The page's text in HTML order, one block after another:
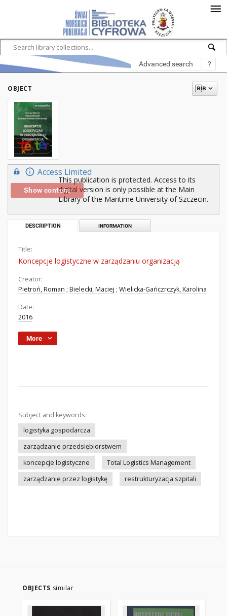
Advanced search ?
OBJECT
Access Limited
Show content
This publication is protected. Access to its
digital version is only possible at the Main
Library of the Maritime University of Szczecin.
DESCRIPTION INFORMATION
Title:
Koncepcje logistyczne w zarządzaniu organizacją
Creator:
Pietroń, Roman ; Bielecki, Maciej ; Wielicka-Gańczrczyk, Karolina
Date:
2016
More
Subject and keywords:
logistyka gospodarcza
zarządzanie przedsiębiorstwem
koncepcje logistyczne
Total Logistics Management
zarządzanie przez logistykę
restrukturyzacja szpitali
OBJECTS similar